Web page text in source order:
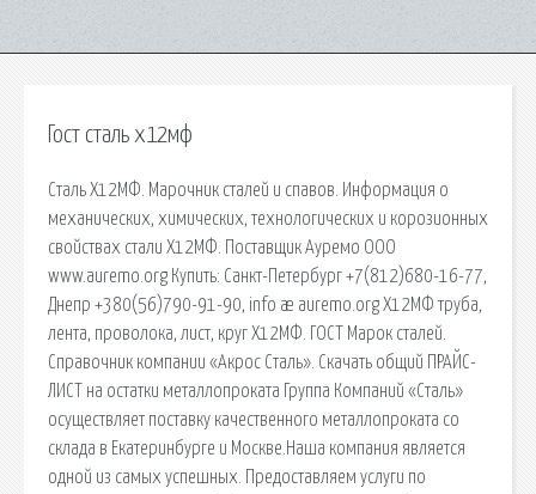
Гост сталь х12мф
Сталь Х12МФ. Марочник сталей и спавов. Информация о
механических, химических, технологических и корозионных
свойствах стали Х12МФ. Поставщик Ауремо ООО
www.auremo.org Купить: Санкт-Петербург +7(812)680-16-77,
Днепр +380(56)790-91-90, info æ auremo.org Х12МФ труба,
лента, проволока, лист, круг Х12МФ. ГОСТ Марок сталей.
Справочник компании «Акрос Сталь». Скачать общий ПРАЙС-
ЛИСТ на остатки металлопроката Группа Компаний «Сталь»
осуществляет поставку качественного металлопроката со
склада в Екатеринбурге и Москве.Наша компания является
одной из самых успешных. Предоставляем услуги по